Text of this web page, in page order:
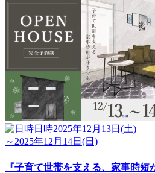
日時2025年12月13日(土)
～2025年12月14日(日)
『子育て世帯を支える、家事時